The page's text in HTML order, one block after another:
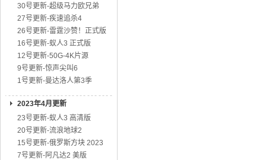
30号更新-超级马力欧兄弟
27号更新-疾速追杀4
26号更新-雷霆沙赞！正式版
16号更新-蚁人3 正式版
12号更新-50G-4K片源
9号更新-惊声尖叫6
1号更新-曼达洛人第3季
2023年4月更新
23号更新-蚁人3 高清版
20号更新-流浪地球2
15号更新-俄罗斯方块 2023
7号更新-阿凡达2 美版